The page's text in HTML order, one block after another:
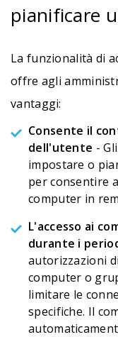
pianificare
La funzionalità di
offre agli
vantaggi:
Consente il
dell'utente -
impostare o
per consentire
computer in
L'accesso ai
durante i
autorizzazioni
computer o
limitare le
specifiche. Il